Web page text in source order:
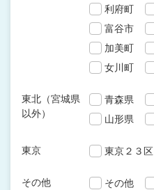
利府町
富谷市
加美町
女川町
東北（宮城県
以外）
青森県
山形県
東京 東京２３区
その他 その他